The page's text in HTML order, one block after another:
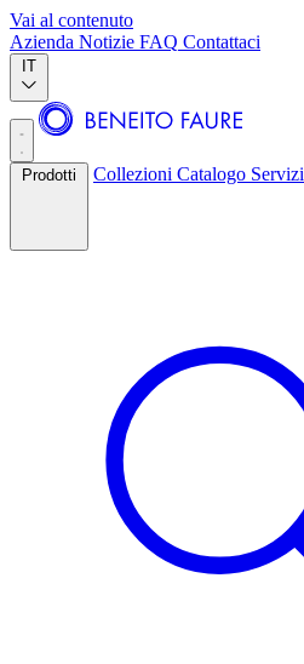
Vai al contenuto
Azienda Notizie FAQ Contattaci
IT
Prodotti Collezioni Catalogo Servizi